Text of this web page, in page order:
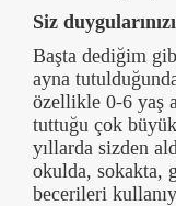
Siz
Başta dediğim
ayna
özellikle 0-6 yaş
tuttuğu çok
yıllarda sizden
okulda, sokakta,
becerileri